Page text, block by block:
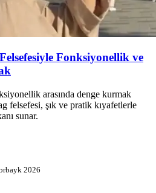
Fonksiyonellik ve
arasında denge kurmak
felsefesi, şık ve pratik kıyafetlerle
sunar.
2026